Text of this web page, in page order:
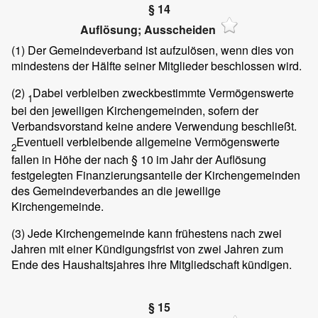
§ 14
Auflösung; Ausscheiden
(1) Der Gemeindeverband ist aufzulösen, wenn dies von
mindestens der Hälfte seiner Mitglieder beschlossen wird.
(2) 1Dabei verbleiben zweckbestimmte Vermögenswerte
bei den jeweiligen Kirchengemeinden, sofern der
Verbandsvorstand keine andere Verwendung beschließt.
2Eventuell verbleibende allgemeine Vermögenswerte
fallen in Höhe der nach § 10 im Jahr der Auflösung
festgelegten Finanzierungsanteile der Kirchengemeinden
des Gemeindeverbandes an die jeweilige
Kirchengemeinde.
(3) Jede Kirchengemeinde kann frühestens nach zwei
Jahren mit einer Kündigungsfrist von zwei Jahren zum
Ende des Haushaltsjahres ihre Mitgliedschaft kündigen.
§ 15